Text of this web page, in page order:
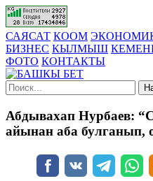
САЯСАТ КООМ
БИЗНЕС КЫЛМЫШ
ФОТО КОНТАКТЫ
Абдывахап Нурбаев:
айынан аба булганып,